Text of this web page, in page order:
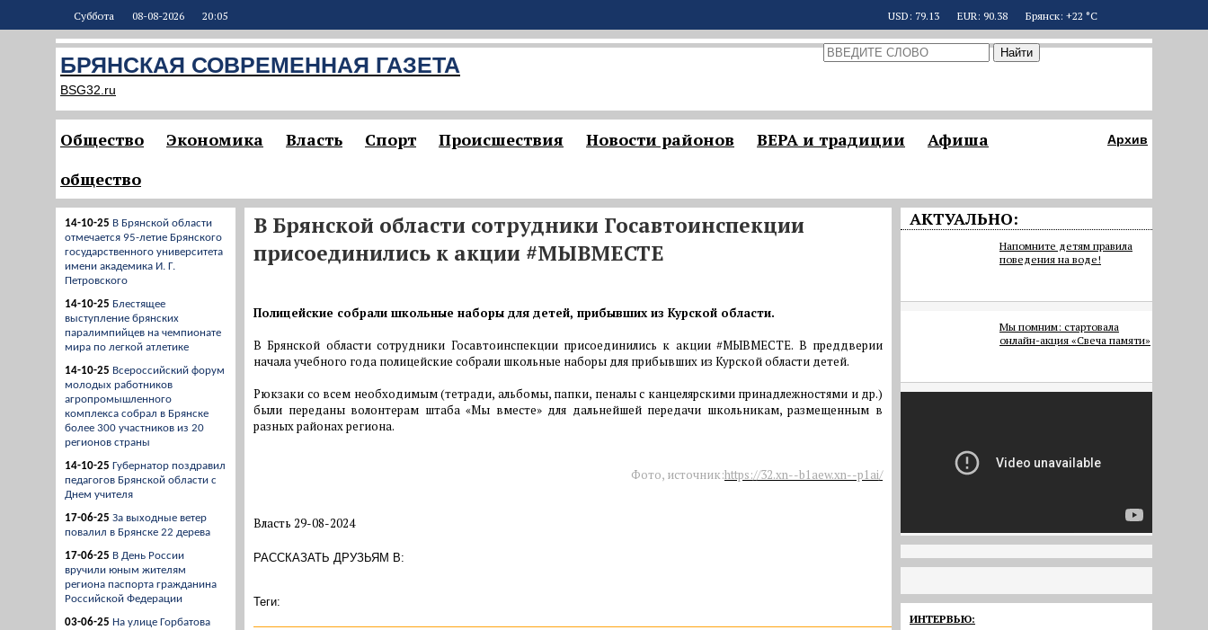
Суббота 08-08-2026 20:05 USD: 79.13 EUR: 90.38 Брянск: +22 °С
БРЯНСКАЯ СОВРЕМЕННАЯ ГАЗЕТА
BSG32.ru
Общество Экономика Власть Спорт Происшествия Новости районов ВЕРА и традиции
Афиша
общество
Архив
14-10-25 В Брянской области
отмечается 95-летие Брянского
государственного университета
имени академика И. Г.
Петровского
14-10-25 Блестящее
выступление брянских
паралимпийцев на чемпионате
мира по легкой атлетике
14-10-25 Всероссийский форум
молодых работников
агропромышленного
комплекса собрал в Брянске
более 300 участников из 20
регионов страны
14-10-25 Губернатор поздравил
педагогов Брянской области с
Днем учителя
17-06-25 За выходные ветер
повалил в Брянске 22 дерева
17-06-25 В День России
вручили юным жителям
региона паспорта гражданина
Российской Федерации
03-06-25 На улице Горбатова
В Брянской области сотрудники Госавтоинспекции
присоединились к акции #МЫВМЕСТЕ
Полицейские собрали школьные наборы для детей, прибывших из Курской области.
В Брянской области сотрудники Госавтоинспекции присоединились к акции #МЫВМЕСТЕ. В преддверии
начала учебного года полицейские собрали школьные наборы для прибывших из Курской области детей.
Рюкзаки со всем необходимым (тетради, альбомы, папки, пеналы с канцелярскими принадлежностями и др.)
были переданы волонтерам штаба «Мы вместе» для дальнейшей передачи школьникам, размещенным в
разных районах региона.
Фото, источник:https://32.xn--b1aew.xn--p1ai/
Власть 29-08-2024
РАССКАЗАТЬ ДРУЗЬЯМ В:
Теги:
АКТУАЛЬНО:
Напомните детям правила
поведения на воде!
Мы помним: стартовала
онлайн-акция «Свеча памяти»
ИНТЕРВЬЮ: